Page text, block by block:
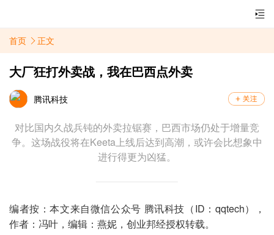
首页 正文
大厂狂打外卖战，我在巴西点外卖
腾讯科技
对比国内久战兵钝的外卖拉锯赛，巴西市场仍处于增量竞
争。这场战役将在Keeta上线后达到高潮，或许会比想象中
进行得更为凶猛。
编者按：本文来自微信公众号 腾讯科技（ID：qqtech），
作者：冯叶，编辑：燕妮，创业邦经授权转载。